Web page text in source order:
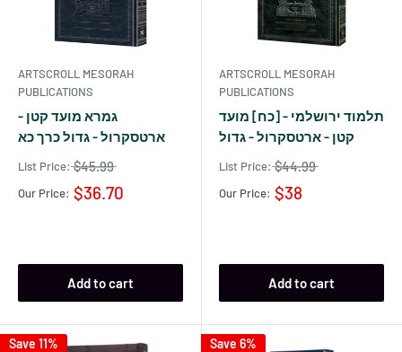
ARTSCROLL MESORAH
PUBLICATIONS
גמרא מועד קטן -
ארטסקרול - גדול כרך כא
List Price: $45.99
Our Price: $36.70
Add to cart
ARTSCROLL MESORAH
PUBLICATIONS
תלמוד ירושלמי - [כח] מועד
קטן - ארטסקרול - גדול
List Price: $44.99
Our Price: $38
Add to cart
Save 11% Save 6%